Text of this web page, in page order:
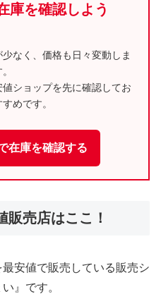
庫を確認しよう
なく、価格も日々変動しま
ショップを先に確認してお
めです。
在庫を確認する
販売店はここ！
安値で販売している販売シ
』です。